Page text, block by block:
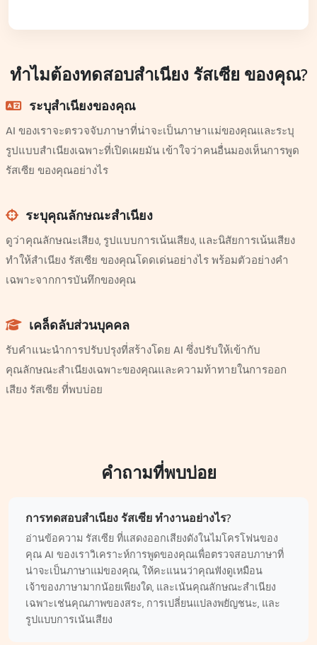
ทำไมต้องทดสอบสำเนียง รัสเซีย ของคุณ?
ระบุสำเนียงของคุณ
AI ของเราจะตรวจจับภาษาที่น่าจะเป็นภาษาแม่ของคุณและระบุ
รูปแบบสำเนียงเฉพาะที่เปิดเผยมัน เข้าใจว่าคนอื่นมองเห็นการพูด
รัสเซีย ของคุณอย่างไร
ระบุคุณลักษณะสำเนียง
ดูว่าคุณลักษณะเสียง, รูปแบบการเน้นเสียง, และนิสัยการเน้นเสียง
ทำให้สำเนียง รัสเซีย ของคุณโดดเด่นอย่างไร พร้อมตัวอย่างคำ
เฉพาะจากการบันทึกของคุณ
เคล็ดลับส่วนบุคคล
รับคำแนะนำการปรับปรุงที่สร้างโดย AI ซึ่งปรับให้เข้ากับ
คุณลักษณะสำเนียงเฉพาะของคุณและความท้าทายในการออก
เสียง รัสเซีย ที่พบบ่อย
คำถามที่พบบ่อย
การทดสอบสำเนียง รัสเซีย ทำงานอย่างไร?
อ่านข้อความ รัสเซีย ที่แสดงออกเสียงดังในไมโครโฟนของ
คุณ AI ของเราวิเคราะห์การพูดของคุณเพื่อตรวจสอบภาษาที่
น่าจะเป็นภาษาแม่ของคุณ, ให้คะแนนว่าคุณฟังดูเหมือน
เจ้าของภาษามากน้อยเพียงใด, และเน้นคุณลักษณะสำเนียง
เฉพาะเช่นคุณภาพของสระ, การเปลี่ยนแปลงพยัญชนะ, และ
รูปแบบการเน้นเสียง